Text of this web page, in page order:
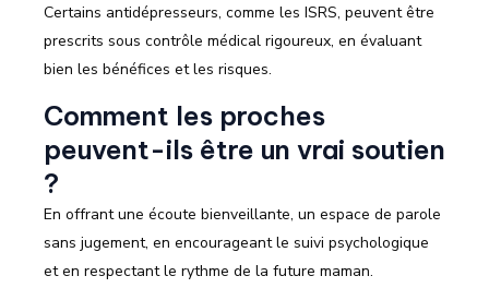
Certains antidépresseurs, comme les ISRS, peuvent être
prescrits sous contrôle médical rigoureux, en évaluant
bien les bénéfices et les risques.
Comment les proches
peuvent-ils être un vrai soutien
?
En offrant une écoute bienveillante, un espace de parole
sans jugement, en encourageant le suivi psychologique
et en respectant le rythme de la future maman.